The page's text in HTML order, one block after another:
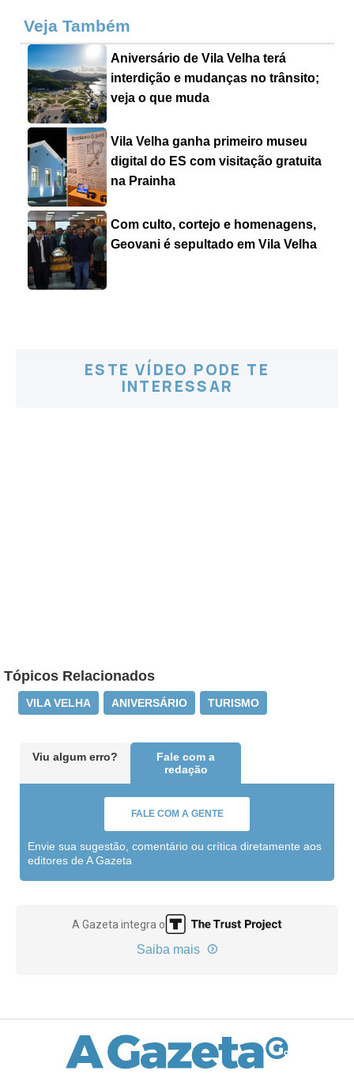
Veja Também
Aniversário de Vila Velha terá
interdição e mudanças no trânsito;
veja o que muda
Vila Velha ganha primeiro museu
digital do ES com visitação gratuita
na Prainha
Com culto, cortejo e homenagens,
Geovani é sepultado em Vila Velha
ESTE VÍDEO PODE TE
INTERESSAR
Tópicos Relacionados
VILA VELHA ANIVERSÁRIO TURISMO
Viu algum erro?
Fale com a
redação
FALE COM A GENTE
Envie sua sugestão, comentário ou crítica diretamente aos
editores de A Gazeta
A Gazeta integra o
Saiba mais